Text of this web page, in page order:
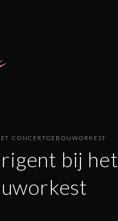
CONCERTGEBOUWORKEST
bij het